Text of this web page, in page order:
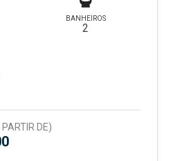
BANHEIROS
2
DE)